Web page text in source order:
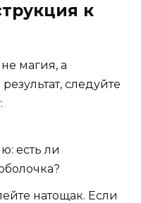
к
магия, а
следуйте
есть ли
натощак. Если